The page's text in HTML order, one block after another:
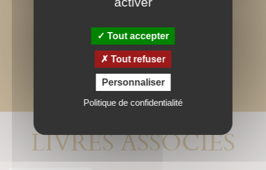
LIVRES ASSOCIÉS
Tout accepter
Tout refuser
Personnaliser
Politique de confidentialité